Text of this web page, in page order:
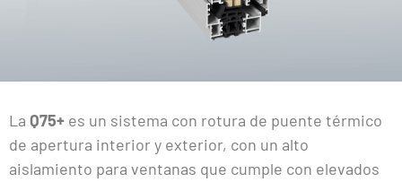
La Q75+ es un sistema con rotura de puente térmico
de apertura interior y exterior, con un alto
aislamiento para ventanas que cumple con elevados